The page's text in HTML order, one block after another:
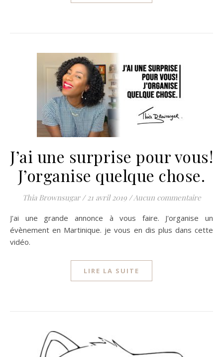
J’ai une surprise pour vous!
J’organise quelque chose.
Thia Brownsugar / 21 avril 2019 / Aucun commentaire
J'ai une grande annonce à vous faire. J'organise un
évènement en Martinique. je vous en dis plus dans cette
vidéo.
LIRE LA SUITE